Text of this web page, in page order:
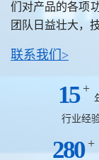
们对产品的各项
团队日益壮大，
联系我们>
15 +
行业经
280 +